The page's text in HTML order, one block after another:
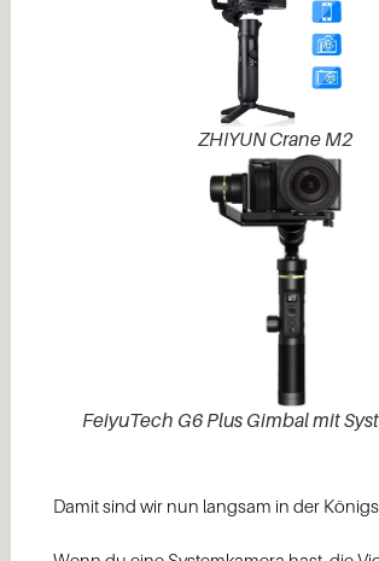
ZHIYUN Crane M2
FeiyuTech G6 Plus Gimbal mit
Damit sind wir nun langsam in der